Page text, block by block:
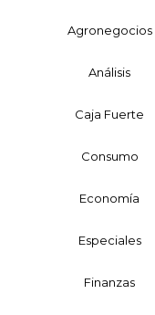
Agronegocios
Análisis
Caja Fuerte
Consumo
Economía
Especiales
Finanzas